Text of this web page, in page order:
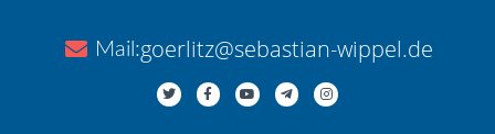
Mail:goerlitz@sebastian-wippel.de